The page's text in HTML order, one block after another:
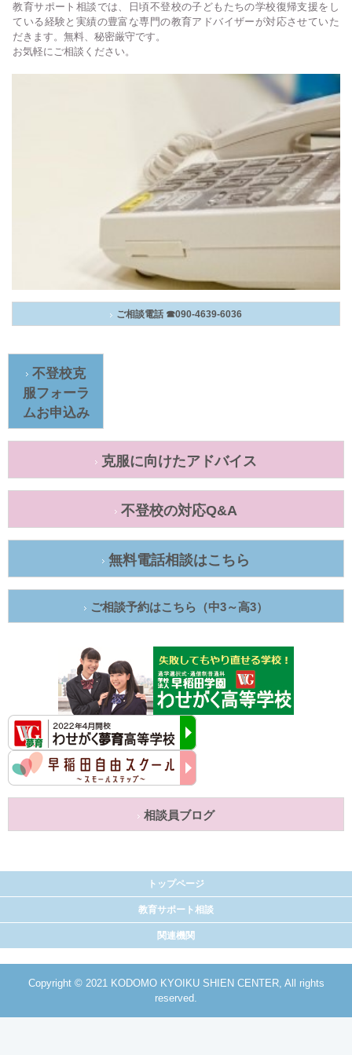
教育サポート相談では、日頃不登校の子どもたちの学校復帰支援をし
ている経験と実績の豊富な専門の教育アドバイザーが対応させていた
だきます。無料、秘密厳守です。
お気軽にご相談ください。
ご相談電話 ☎090-4639-6036
不登校克
服フォーラ
ムお申込み
克服に向けたアドバイス
不登校の対応Q&A
無料電話相談はこちら
ご相談予約はこちら（中3～高3）
相談員ブログ
トップページ
教育サポート相談
関連機関
Copyright © 2021 KODOMO KYOIKU SHIEN CENTER, All rights
reserved.